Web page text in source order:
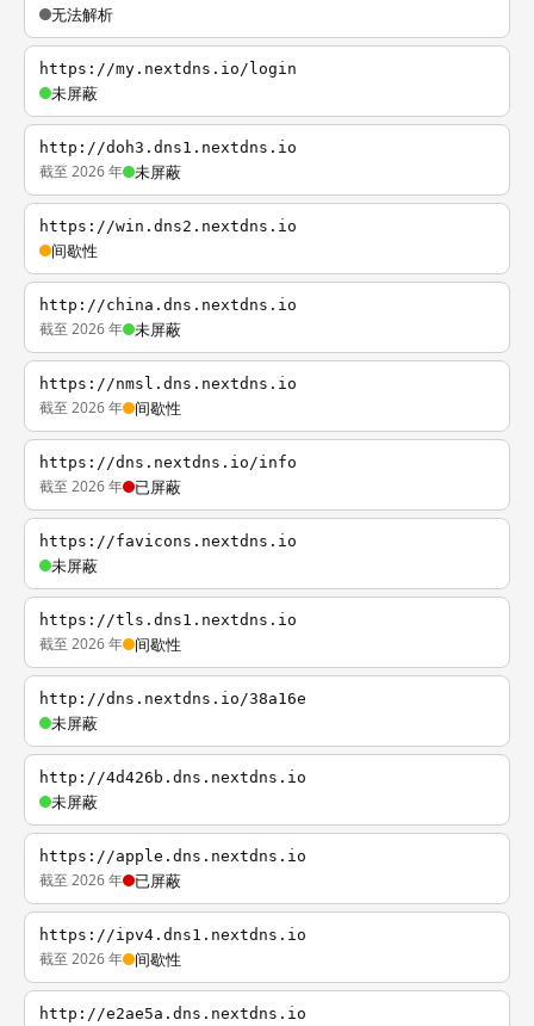
无法解析
https://my.nextdns.io/login
未屏蔽
http://doh3.dns1.nextdns.io
截至 2026 年 未屏蔽
https://win.dns2.nextdns.io
间歇性
http://china.dns.nextdns.io
截至 2026 年 未屏蔽
https://nmsl.dns.nextdns.io
截至 2026 年 间歇性
https://dns.nextdns.io/info
截至 2026 年 已屏蔽
https://favicons.nextdns.io
未屏蔽
https://tls.dns1.nextdns.io
截至 2026 年 间歇性
http://dns.nextdns.io/38a16e
未屏蔽
http://4d426b.dns.nextdns.io
未屏蔽
https://apple.dns.nextdns.io
截至 2026 年 已屏蔽
https://ipv4.dns1.nextdns.io
截至 2026 年 间歇性
http://e2ae5a.dns.nextdns.io